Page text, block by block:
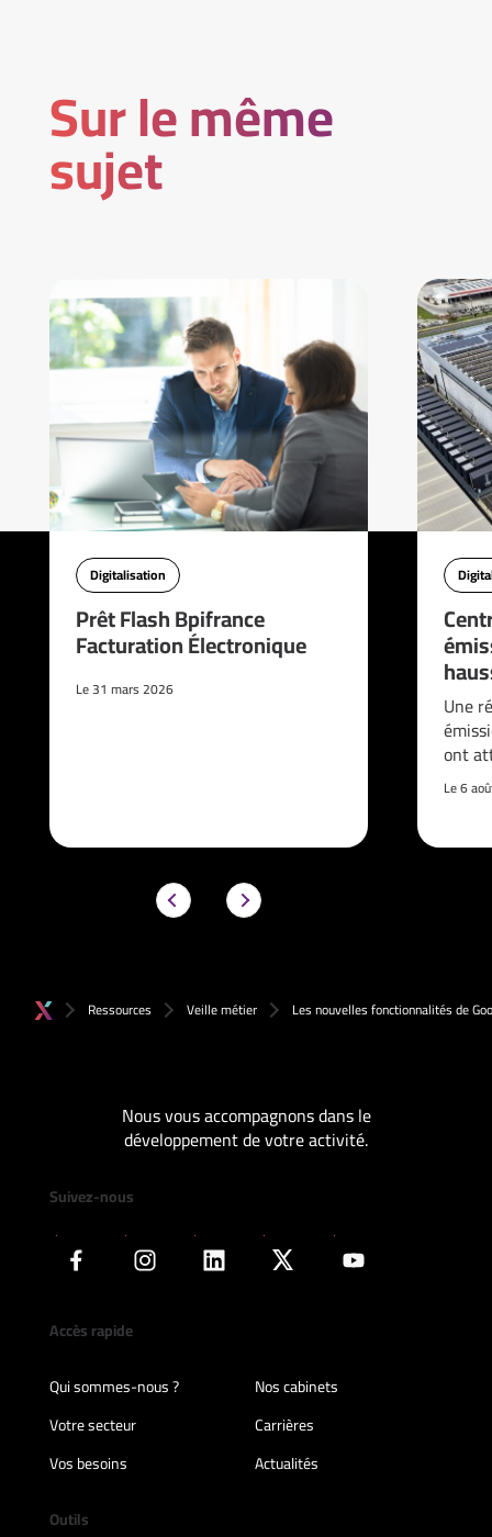
Sur le même
sujet
Digitalisation
Prêt Flash Bpifrance
Facturation Électronique
Le 31 mars 2026
Une
ont
Le 6
Ressources Veille métier Les nouvelles fonctionnalités de
Nous vous accompagnons dans le
développement de votre activité.
Suivez-nous
Accès rapide
Qui sommes-nous ?
Nos cabinets
Votre secteur
Carrières
Vos besoins
Actualités
Outils